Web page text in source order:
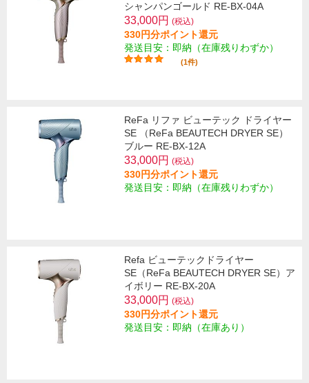
シャンパンゴールド RE-BX-04A
33,000円 (税込)
330円分ポイント還元
発送目安：即納（在庫残りわずか）
(1件)
ReFa リファ ビューテック ドライヤー
SE （ReFa BEAUTECH DRYER SE）
ブルー RE-BX-12A
33,000円 (税込)
330円分ポイント還元
発送目安：即納（在庫残りわずか）
Refa ビューテックドライヤー
SE（ReFa BEAUTECH DRYER SE）ア
イボリー RE-BX-20A
33,000円 (税込)
330円分ポイント還元
発送目安：即納（在庫あり）